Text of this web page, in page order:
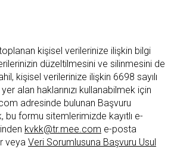
toplanan kişisel verilerinize ilişkin bilgi
düzeltilmesini ve silinmesini de
kişisel verilerinize ilişkin 6698 sayılı
alan haklarınızı kullanabilmek için
adresinde bulunan Başvuru
bu formu sitemlerimizde kayıtlı e-
kvkk@tr.mee.com e-posta
veya Veri Sorumlusuna Başvuru Usul